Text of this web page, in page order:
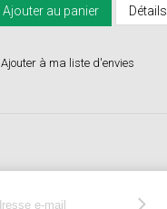
Ajouter au panier Détails
Ajouter à ma liste d'envies